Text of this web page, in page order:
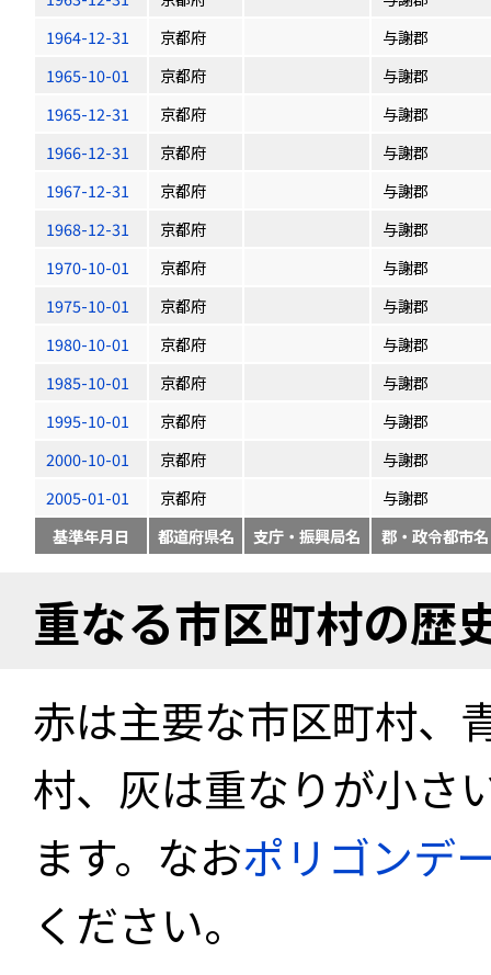
1964-12-31
京都府
与謝郡
1965-10-01
京都府
与謝郡
1965-12-31
京都府
与謝郡
1966-12-31
京都府
与謝郡
1967-12-31
京都府
与謝郡
1968-12-31
京都府
与謝郡
1970-10-01
京都府
与謝郡
1975-10-01
京都府
与謝郡
1980-10-01
京都府
与謝郡
1985-10-01
京都府
与謝郡
1995-10-01
京都府
与謝郡
2000-10-01
京都府
与謝郡
2005-01-01
京都府
与謝郡
基準年月日
都道府県名 支庁・振興局名 郡・政令都市名
重なる市区町村の歴
赤は主要な市区町村、
村、灰は重なりが小さ
ます。なおポリゴンデ
ください。